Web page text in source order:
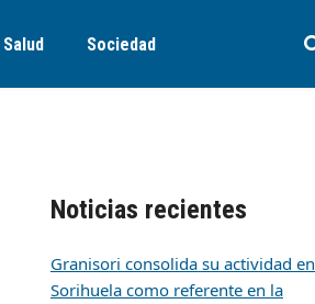
Salud Sociedad
Noticias recientes
Granisori consolida su actividad en
Sorihuela como referente en la